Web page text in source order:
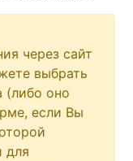
через сайт
выбрать
(либо оно
если Вы
для